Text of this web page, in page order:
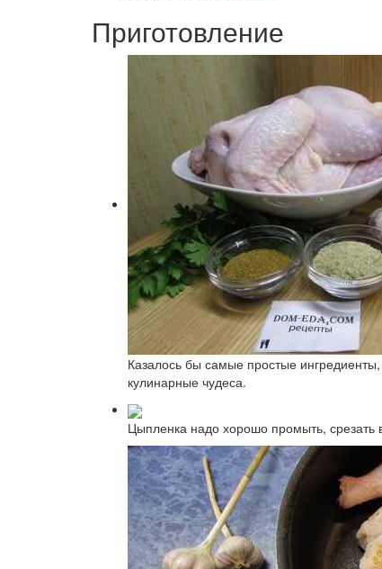
Приготовление
Казалось бы самые простые
кулинарные чудеса.
Цыпленка надо хорошо промыть, срезать